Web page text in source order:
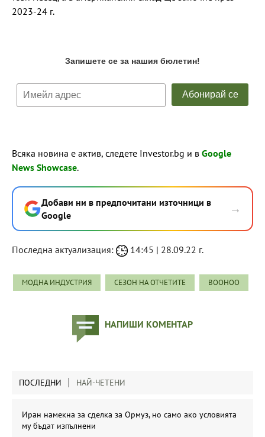
2023-24 г.
Всяка новина е актив, следете Investor.bg и в Google
News Showcase.
Добави ни в предпочитани източници в
Google
→
Последна актуализация: 14:45 | 28.09.22 г.
МОДНА ИНДУСТРИЯ СЕЗОН НА ОТЧЕТИТЕ BOOHOO
НАПИШИ КОМЕНТАР
ПОСЛЕДНИ НАЙ-ЧЕТЕНИ
Иран намекна за сделка за Ормуз, но само ако условията
му бъдат изпълнени